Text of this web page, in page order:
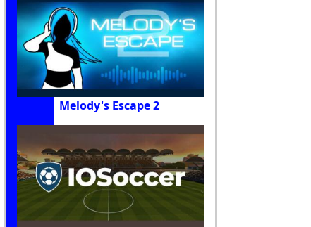
Melody's Escape 2